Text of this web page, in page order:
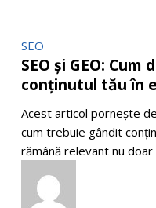
SEO
și
GEO:
devine
relevant
conținutul
SEO
SEO și GEO:
conținutul tău în
Acest articol pornește
cum trebuie gândit
rămână relevant nu